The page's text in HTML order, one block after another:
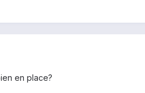
en place?